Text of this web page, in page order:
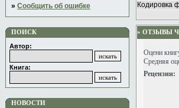
» Сообщить об ошибке
ПОИСК
Автор:
Книга:
НОВОСТИ
Кодировка
» ОТЗЫВЫ
Оцени
Средняя
Рецензии: